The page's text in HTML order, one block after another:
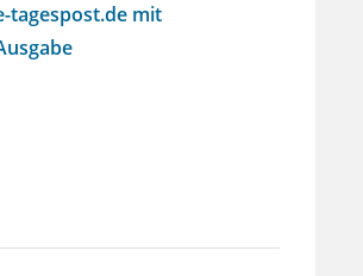
tagespost.de mit